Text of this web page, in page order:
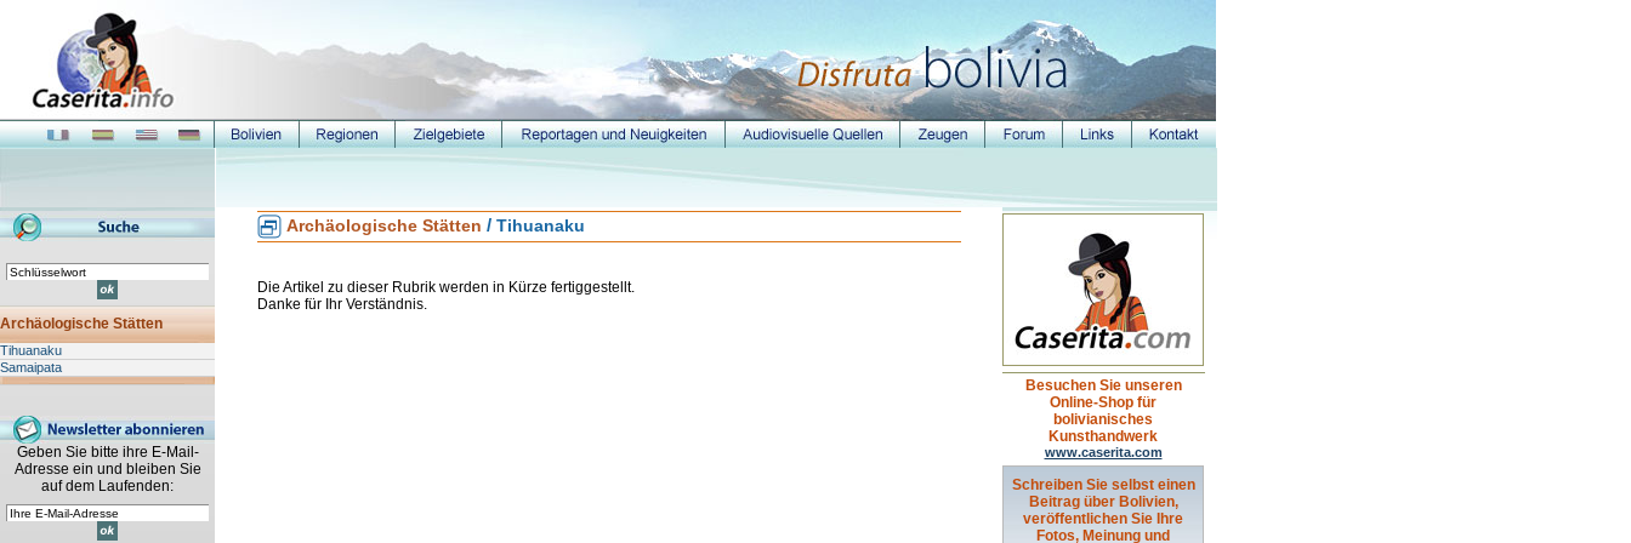
Archäologische Stätten
Tihuanaku
Samaipata
Geben Sie bitte ihre E-Mail-
Adresse ein und bleiben Sie
auf dem Laufenden:
Archäologische Stätten / Tihuanaku
Die Artikel zu dieser Rubrik werden in Kürze fertiggestellt.
Danke für Ihr Verständnis.
Besuchen Sie unseren
Online-Shop für
bolivianisches
Kunsthandwerk
www.caserita.com
Schreiben Sie selbst einen
Beitrag über Bolivien,
veröffentlichen Sie Ihre
Fotos, Meinung und